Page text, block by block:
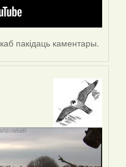
каб пакідаць каментары.